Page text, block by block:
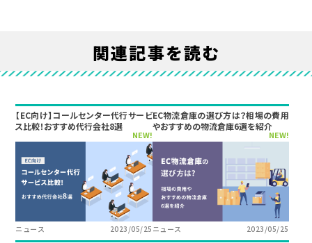
関連記事を読む
【EC向け】コールセンター代行サービ
ス比較！おすすめ代行会社8選
NEW!
ニュース 2023/05/25
EC物流倉庫の選び方は？相場の費用
やおすすめの物流倉庫6選を紹介
NEW!
ニュース 2023/05/25